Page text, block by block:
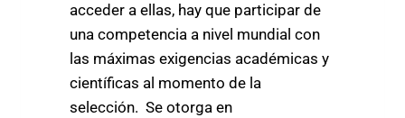
acceder a ellas, hay que participar de
una competencia a nivel mundial con
las máximas exigencias académicas y
científicas al momento de la
selección. Se otorga en